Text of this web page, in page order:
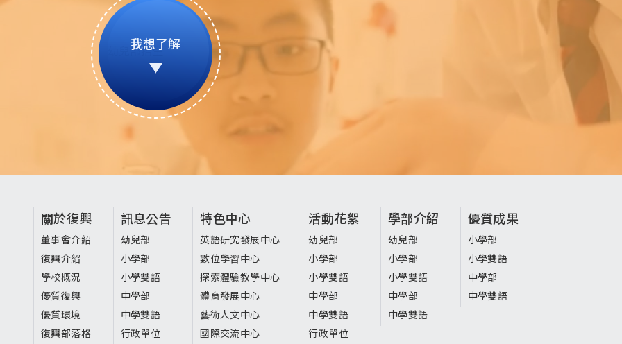
我想了解
頁
尾
選
單
關於復興
董事會介紹
復興介紹
學校概況
優質復興
優質環境
復興部落格
訊息公告
幼兒部
小學部
小學雙語
中學部
中學雙語
行政單位
特色中心
英語研究發展中心
數位學習中心
探索體驗教學中心
體育發展中心
藝術人文中心
國際交流中心
活動花絮
幼兒部
小學部
小學雙語
中學部
中學雙語
行政單位
學部介紹
幼兒部
小學部
小學雙語
中學部
中學雙語
優質成果
小學部
小學雙語
中學部
中學雙語